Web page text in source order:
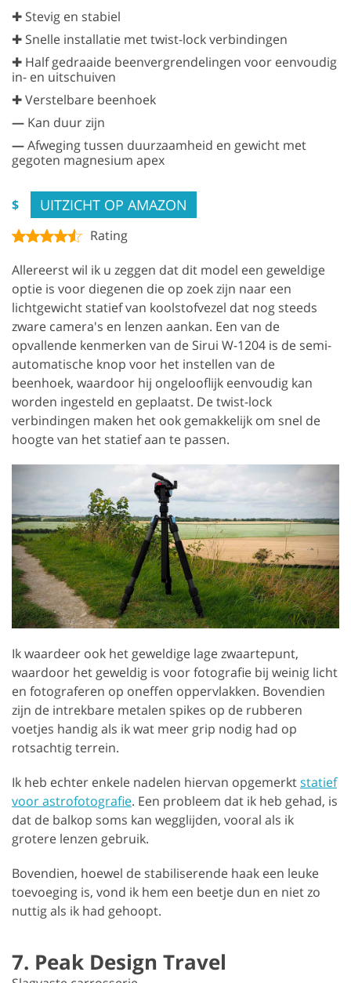
✚ Stevig en stabiel
✚ Snelle installatie met twist-lock verbindingen
✚ Half gedraaide beenvergrendelingen voor eenvoudig
in- en uitschuiven
✚ Verstelbare beenhoek
— Kan duur zijn
—Afweging tussen duurzaamheid en gewicht met
gegoten magnesium apex
$ UITZICHT OP AMAZON
Rating
Allereerst wil ik u zeggen dat dit model een geweldige
optie is voor diegenen die op zoek zijn naar een
lichtgewicht statief van koolstofvezel dat nog steeds
zware camera's en lenzen aankan. Een van de
opvallende kenmerken van de Sirui W-1204 is de semi-
automatische knop voor het instellen van de
beenhoek, waardoor hij ongelooflijk eenvoudig kan
worden ingesteld en geplaatst. De twist-lock
verbindingen maken het ook gemakkelijk om snel de
hoogte van het statief aan te passen.
Ik waardeer ook het geweldige lage zwaartepunt,
waardoor het geweldig is voor fotografie bij weinig licht
en fotograferen op oneffen oppervlakken. Bovendien
zijn de intrekbare metalen spikes op de rubberen
voetjes handig als ik wat meer grip nodig had op
rotsachtig terrein.
Ik heb echter enkele nadelen hiervan opgemerktstatief
voor astrofotografie. Een probleem dat ik heb gehad, is
dat de balkop soms kan wegglijden, vooral als ik
grotere lenzen gebruik.
Bovendien, hoewel de stabiliserende haak een leuke
toevoeging is, vond ik hem een beetje dun en niet zo
nuttig als ik had gehoopt.
7. Peak Design Travel